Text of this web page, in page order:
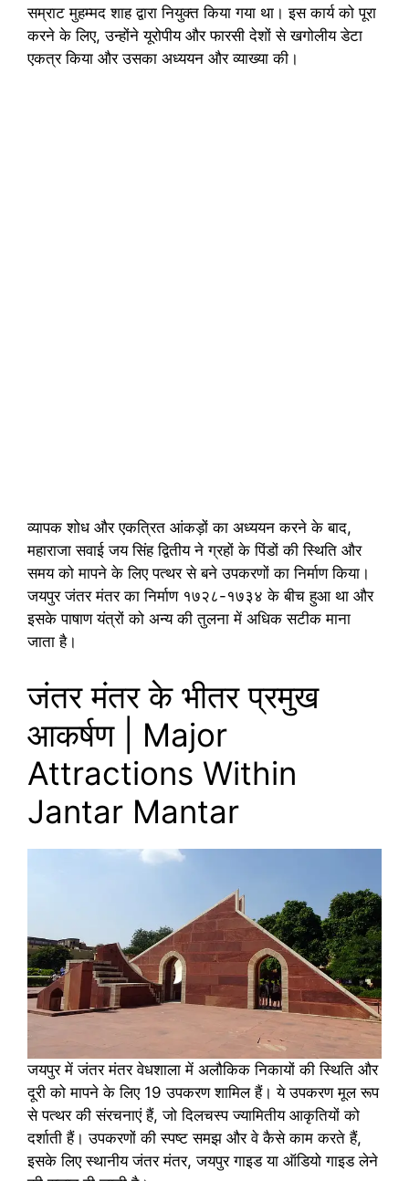
सम्राट मुहम्मद शाह द्वारा नियुक्त किया गया था। इस कार्य को पूरा
करने के लिए, उन्होंने यूरोपीय और फारसी देशों से खगोलीय डेटा
एकत्र किया और उसका अध्ययन और व्याख्या की।
व्यापक शोध और एकत्रित आंकड़ों का अध्ययन करने के बाद,
महाराजा सवाई जय सिंह द्वितीय ने ग्रहों के पिंडों की स्थिति और
समय को मापने के लिए पत्थर से बने उपकरणों का निर्माण किया।
जयपुर जंतर मंतर का निर्माण १७२८-१७३४ के बीच हुआ था और
इसके पाषाण यंत्रों को अन्य की तुलना में अधिक सटीक माना
जाता है।
जंतर मंतर के भीतर प्रमुख
आकर्षण | Major
Attractions Within
Jantar Mantar
जयपुर में जंतर मंतर वेधशाला में अलौकिक निकायों की स्थिति और
दूरी को मापने के लिए 19 उपकरण शामिल हैं। ये उपकरण मूल रूप
से पत्थर की संरचनाएं हैं, जो दिलचस्प ज्यामितीय आकृतियों को
दर्शाती हैं। उपकरणों की स्पष्ट समझ और वे कैसे काम करते हैं,
इसके लिए स्थानीय जंतर मंतर, जयपुर गाइड या ऑडियो गाइड लेने